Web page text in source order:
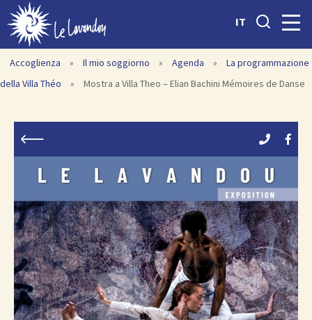
IT
Accoglienza » Il mio soggiorno » Agenda »
La programmazione
della Villa Théo
» Mostra a Villa Theo – Elian Bachini Mémoires de Danse